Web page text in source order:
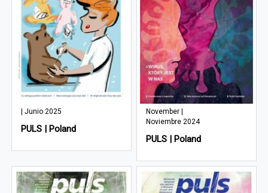
| Junio 2025
PULS | Poland
November |
Noviembre 2024
PULS | Poland